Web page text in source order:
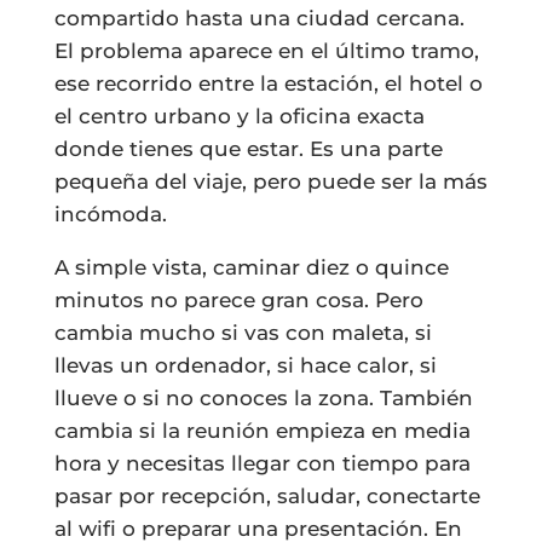
compartido hasta una ciudad cercana.
El problema aparece en el último tramo,
ese recorrido entre la estación, el hotel o
el centro urbano y la oficina exacta
donde tienes que estar. Es una parte
pequeña del viaje, pero puede ser la más
incómoda.
A simple vista, caminar diez o quince
minutos no parece gran cosa. Pero
cambia mucho si vas con maleta, si
llevas un ordenador, si hace calor, si
llueve o si no conoces la zona. También
cambia si la reunión empieza en media
hora y necesitas llegar con tiempo para
pasar por recepción, saludar, conectarte
al wifi o preparar una presentación. En